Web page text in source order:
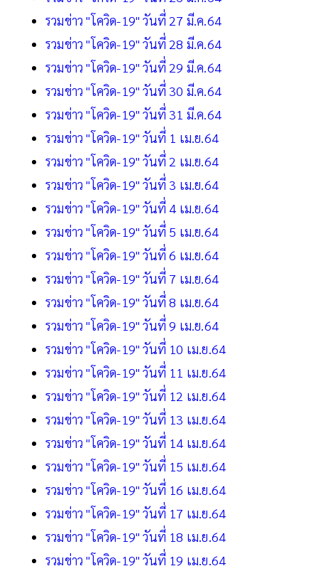
รวมข่าว "โควิด-19" วันที่ 27 มี.ค.64
รวมข่าว "โควิด-19" วันที่ 28 มี.ค.64
รวมข่าว "โควิด-19" วันที่ 29 มี.ค.64
รวมข่าว "โควิด-19" วันที่ 30 มี.ค.64
รวมข่าว "โควิด-19" วันที่ 31 มี.ค.64
รวมข่าว "โควิด-19" วันที่ 1 เม.ย.64
รวมข่าว "โควิด-19" วันที่ 2 เม.ย.64
รวมข่าว "โควิด-19" วันที่ 3 เม.ย.64
รวมข่าว "โควิด-19" วันที่ 4 เม.ย.64
รวมข่าว "โควิด-19" วันที่ 5 เม.ย.64
รวมข่าว "โควิด-19" วันที่ 6 เม.ย.64
รวมข่าว "โควิด-19" วันที่ 7 เม.ย.64
รวมข่าว "โควิด-19" วันที่ 8 เม.ย.64
รวมข่าว "โควิด-19" วันที่ 9 เม.ย.64
รวมข่าว "โควิด-19" วันที่ 10 เม.ย.64
รวมข่าว "โควิด-19" วันที่ 11 เม.ย.64
รวมข่าว "โควิด-19" วันที่ 12 เม.ย.64
รวมข่าว "โควิด-19" วันที่ 13 เม.ย.64
รวมข่าว "โควิด-19" วันที่ 14 เม.ย.64
รวมข่าว "โควิด-19" วันที่ 15 เม.ย.64
รวมข่าว "โควิด-19" วันที่ 16 เม.ย.64
รวมข่าว "โควิด-19" วันที่ 17 เม.ย.64
รวมข่าว "โควิด-19" วันที่ 18 เม.ย.64
รวมข่าว "โควิด-19" วันที่ 19 เม.ย.64